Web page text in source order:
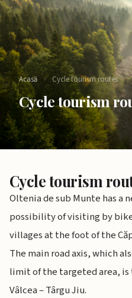
Acasă › Cycle tourism routes​
Cycle tourism
Cycle tourism
Oltenia de sub Munte has a
possibility of visiting by
villages at the foot of the
The main road axis, which
limit of the targeted area, is
Vâlcea – Târgu Jiu.